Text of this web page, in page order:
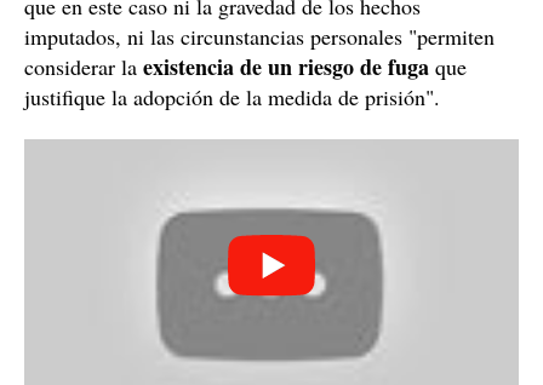
que en este caso ni la gravedad de los hechos
imputados, ni las circunstancias personales "permiten
considerar la existencia de un riesgo de fuga que
justifique la adopción de la medida de prisión".